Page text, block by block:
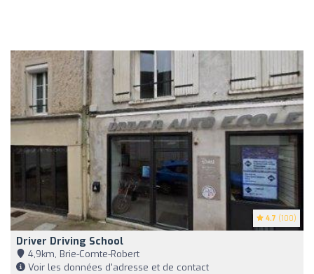
4.7 (100)
Driver Driving School
4,9km, Brie-Comte-Robert
Voir les données d'adresse et de contact